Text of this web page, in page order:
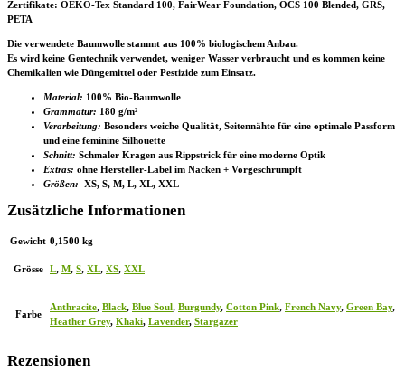
Zertifikate: OEKO-Tex Standard 100, FairWear Foundation, OCS 100 Blended, GRS,
PETA
Die verwendete Baumwolle stammt aus 100% biologischem Anbau.
Es wird keine Gentechnik verwendet, weniger Wasser verbraucht und es kommen keine
Chemikalien wie Düngemittel oder Pestizide zum Einsatz.
Material: 100% Bio-Baumwolle
Grammatur: 180 g/m²
Verarbeitung: Besonders weiche Qualität, Seitennähte für eine optimale Passform
und eine feminine Silhouette
Schnitt: Schmaler Kragen aus Rippstrick für eine moderne Optik
Extras: ohne Hersteller-Label im Nacken + Vorgeschrumpft
Größen: XS, S, M, L, XL, XXL
Zusätzliche Informationen
Gewicht 0,1500 kg
Grösse L, M, S, XL, XS, XXL
Farbe
Anthracite, Black, Blue Soul, Burgundy, Cotton Pink, French Navy, Green Bay,
Heather Grey, Khaki, Lavender, Stargazer
Rezensionen